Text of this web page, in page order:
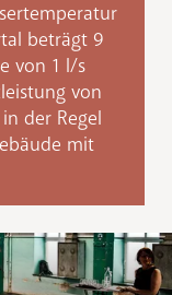
beträgt 9
von 1 l/s
von
der Regel
mit